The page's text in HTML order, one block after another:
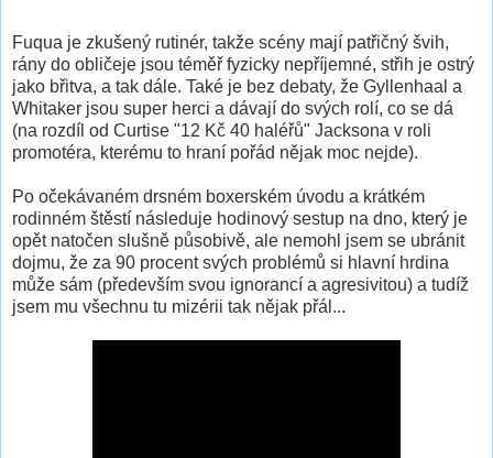
Fuqua je zkušený rutinér, takže scény mají patřičný švih,
rány do obličeje jsou téměř fyzicky nepříjemné, střih je ostrý
jako břitva, a tak dále. Také je bez debaty, že Gyllenhaal a
Whitaker jsou super herci a dávají do svých rolí, co se dá
(na rozdíl od Curtise "12 Kč 40 haléřů" Jacksona v roli
promotéra, kterému to hraní pořád nějak moc nejde).
Po očekávaném drsném boxerském úvodu a krátkém
rodinném štěstí následuje hodinový sestup na dno, který je
opět natočen slušně působivě, ale nemohl jsem se ubránit
dojmu, že za 90 procent svých problémů si hlavní hrdina
může sám (především svou ignorancí a agresivitou) a tudíž
jsem mu všechnu tu mizérii tak nějak přál...